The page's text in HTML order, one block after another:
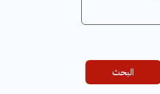
البحث